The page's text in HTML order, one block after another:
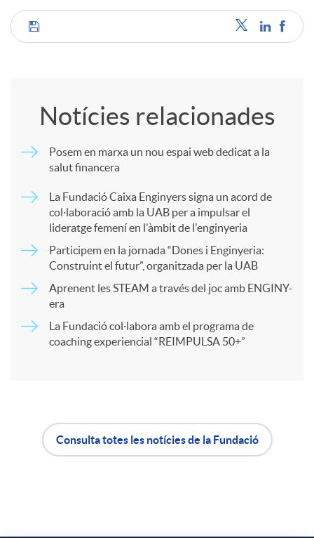
C
Notícies relacionades
Posem en marxa un nou espai web dedicat a la
salut financera
La Fundació Caixa Enginyers signa un acord de
col·laboració amb la UAB per a impulsar el
lideratge femení en l'àmbit de l'enginyeria
Participem en la jornada “Dones i Enginyeria:
Construint el futur”, organitzada per la UAB
Aprenent les STEAM a través del joc amb ENGINY-
era
La Fundació col·labora amb el programa de
coaching experiencial “REIMPULSA 50+”
Consulta totes les notícies de la Fundació